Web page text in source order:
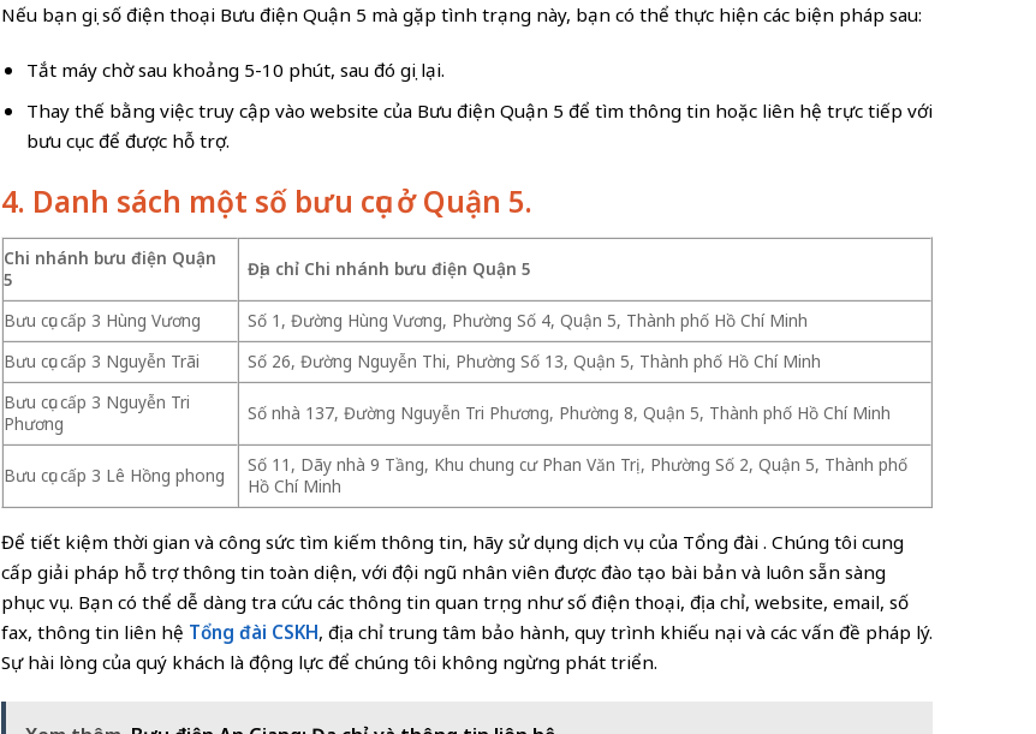
Nếu bạn gọi số điện thoại Bưu điện Quận 5 mà gặp tình trạng này, bạn có thể thực hiện các biện pháp sau:
Tắt máy chờ sau khoảng 5-10 phút, sau đó gọi lại.
Thay thế bằng việc truy cập vào website của Bưu điện Quận 5 để tìm thông tin hoặc liên hệ trực tiếp với
bưu cục để được hỗ trợ.
4. Danh sách một số bưu cục ở Quận 5.
Chi nhánh bưu điện Quận
5
Địa chỉ Chi nhánh bưu điện Quận 5
Bưu cục cấp 3 Hùng Vương
Số 1, Đường Hùng Vương, Phường Số 4, Quận 5, Thành phố Hồ Chí Minh
Bưu cục cấp 3 Nguyễn Trãi
Số 26, Đường Nguyễn Thi, Phường Số 13, Quận 5, Thành phố Hồ Chí Minh
Bưu cục cấp 3 Nguyễn Tri
Phương
Số nhà 137, Đường Nguyễn Tri Phương, Phường 8, Quận 5, Thành phố Hồ Chí Minh
Bưu cục cấp 3 Lê Hồng phong
Số 11, Dãy nhà 9 Tầng, Khu chung cư Phan Văn Trị, Phường Số 2, Quận 5, Thành phố
Hồ Chí Minh
Để tiết kiệm thời gian và công sức tìm kiếm thông tin, hãy sử dụng dịch vụ của Tổng đài. Chúng tôi cung
cấp giải pháp hỗ trợ thông tin toàn diện, với đội ngũ nhân viên được đào tạo bài bản và luôn sẵn sàng
phục vụ. Bạn có thể dễ dàng tra cứu các thông tin quan trọng như số điện thoại, địa chỉ, website, email, số
fax, thông tin liên hệ Tổng đài CSKH, địa chỉ trung tâm bảo hành, quy trình khiếu nại và các vấn đề pháp lý.
Sự hài lòng của quý khách là động lực để chúng tôi không ngừng phát triển.